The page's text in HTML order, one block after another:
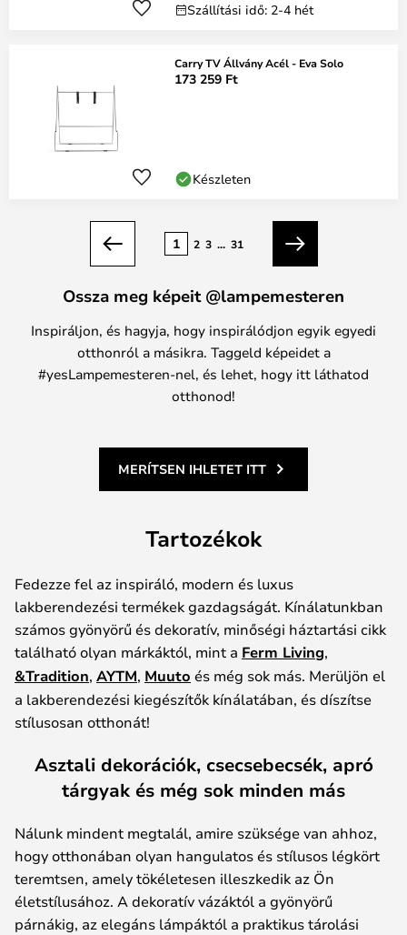
Szállítási idő: 2-4 hét
Carry TV Állvány Acél - Eva Solo
173 259 Ft
Készleten
Előző
1 2 3 ... 31
Következő
Ossza meg képeit @lampemesteren
Inspiráljon, és hagyja, hogy inspirálódjon egyik egyedi
otthonról a másikra. Taggeld képeidet a
#yesLampemesteren-nel, és lehet, hogy itt láthatod
otthonod!
MERÍTSEN IHLETET ITT
Tartozékok
Fedezze fel az inspiráló, modern és luxus
lakberendezési termékek gazdagságát. Kínálatunkban
számos gyönyörű és dekoratív, minőségi háztartási cikk
található olyan márkáktól, mint a Ferm Living,
&Tradition, AYTM, Muuto és még sok más. Merüljön el
a lakberendezési kiegészítők kínálatában, és díszítse
stílusosan otthonát!
Asztali dekorációk, csecsebecsék, apró
tárgyak és még sok minden más
Nálunk mindent megtalál, amire szüksége van ahhoz,
hogy otthonában olyan hangulatos és stílusos légkört
teremtsen, amely tökéletesen illeszkedik az Ön
életstílusához. A dekoratív vázáktól a gyönyörű
párnákig, az elegáns lámpáktól a praktikus tárolási